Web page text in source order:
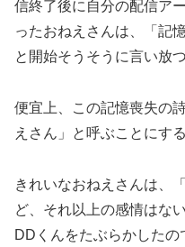
信終了後に自分の配信ア
ったおねえさんは、「記
と開始そうそうに言い放つ
便宜上、この記憶喪失の
えさん」と呼ぶことにする
きれいなおねえさんは、
ど、それ以上の感情はな
DDくんをたぶらかした